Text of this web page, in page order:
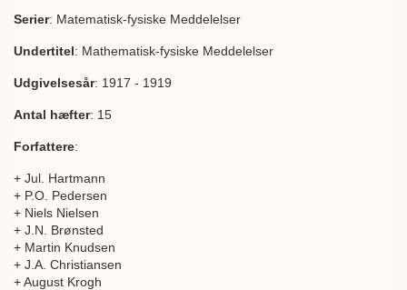
Serier: Matematisk-fysiske Meddelelser
Undertitel: Mathematisk-fysiske Meddelelser
Udgivelsesår: 1917 - 1919
Antal hæfter: 15
Forfattere:
+ Jul. Hartmann
+ P.O. Pedersen
+ Niels Nielsen
+ J.N. Brønsted
+ Martin Knudsen
+ J.A. Christiansen
+ August Krogh